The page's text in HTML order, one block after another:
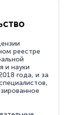
реестре
и науки
года, и за